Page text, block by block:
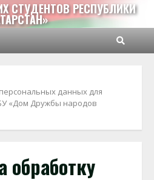
СТУДЕНТОВ РЕСПУБЛИКИ
данных для
«Дом Дружбы народов
обработку